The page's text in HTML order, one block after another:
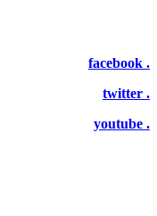
facebook .
twitter .
youtube .